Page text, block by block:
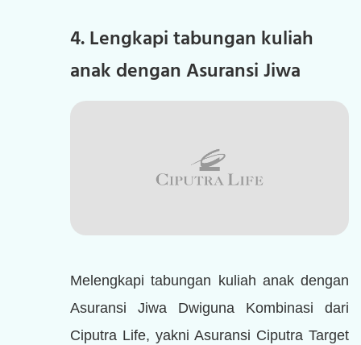
4. Lengkapi tabungan kuliah
anak dengan Asuransi Jiwa
Melengkapi tabungan kuliah anak dengan
Asuransi Jiwa Dwiguna Kombinasi dari
Ciputra Life, yakni Asuransi Ciputra Target